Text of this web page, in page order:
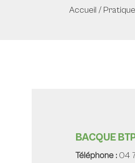
Accueil / Pratique
BACQUE
Téléphone : 04